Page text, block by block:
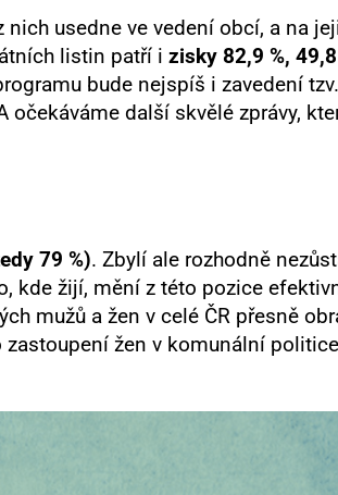
usedne ve vedení obcí, a na
listin patří i zisky 82,9 %,
bude nejspíš i zavedení tzv.
další skvělé zprávy,
79 %). Zbylí ale rozhodně
kde žijí, mění z této pozice
mužů a žen v celé ČR přesně
zastoupení žen v komunální